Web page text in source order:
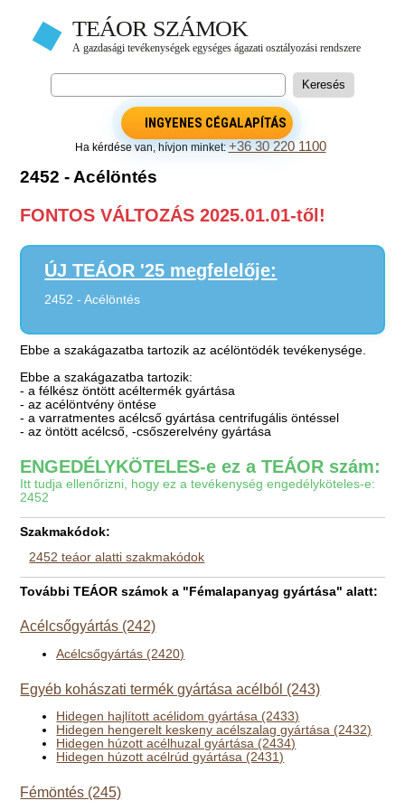
INGYENES CÉGALAPÍTÁS
Ha kérdése van, hívjon minket:+36 30 220 1100
2452 - Acélöntés
FONTOS VÁLTOZÁS 2025.01.01-től!
ÚJ TEÁOR '25 megfelelője:
2452 - Acélöntés
Ebbe a szakágazatba tartozik az acélöntödék tevékenysége.
Ebbe a szakágazatba tartozik:
- a félkész öntött acéltermék gyártása
- az acélöntvény öntése
- a varratmentes acélcső gyártása centrifugális öntéssel
- az öntött acélcső, -csőszerelvény gyártása
ENGEDÉLYKÖTELES-e ez a TEÁOR szám:
Itt tudja ellenőrizni, hogy ez a tevékenység engedélyköteles-e:
2452
Szakmakódok:
2452 teáor alatti szakmakódok
További TEÁOR számok a "Fémalapanyag gyártása" alatt:
Acélcsőgyártás (242)
Acélcsőgyártás (2420)
Egyéb kohászati termék gyártása acélból (243)
Hidegen hajlított acélidom gyártása (2433)
Hidegen hengerelt keskeny acélszalag gyártása (2432)
Hidegen húzott acélhuzal gyártása (2434)
Hidegen húzott acélrúd gyártása (2431)
Fémöntés (245)